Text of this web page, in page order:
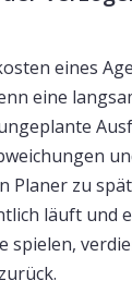
eines
eine
Planer zu
läuft und
spielen,